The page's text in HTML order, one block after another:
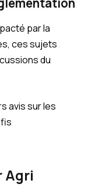
par la
ces sujets
du
avis sur les
Agri